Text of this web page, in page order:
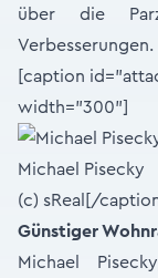
über die
Verbesserungen.
[caption
width="300"]
Michael Pisecky
(c) sReal[/
Günstiger
Michael